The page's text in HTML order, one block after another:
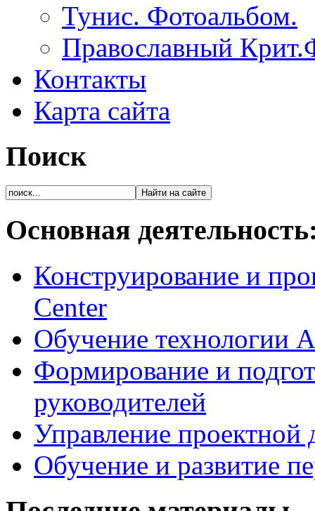
Тунис. Фотоальбом.
Православный
Контакты
Карта сайта
Поиск
Основная
Конструирование и
Center
Обучение технологии
Формирование и
руководителей
Управление проектной
Обучение и развитие